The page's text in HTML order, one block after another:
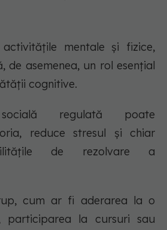
mentale și fizice,
de asemenea, un rol esențial
cognitive.
regulată poate
reduce stresul și chiar
de rezolvare a
cum ar fi aderarea la o
participarea la cursuri sau